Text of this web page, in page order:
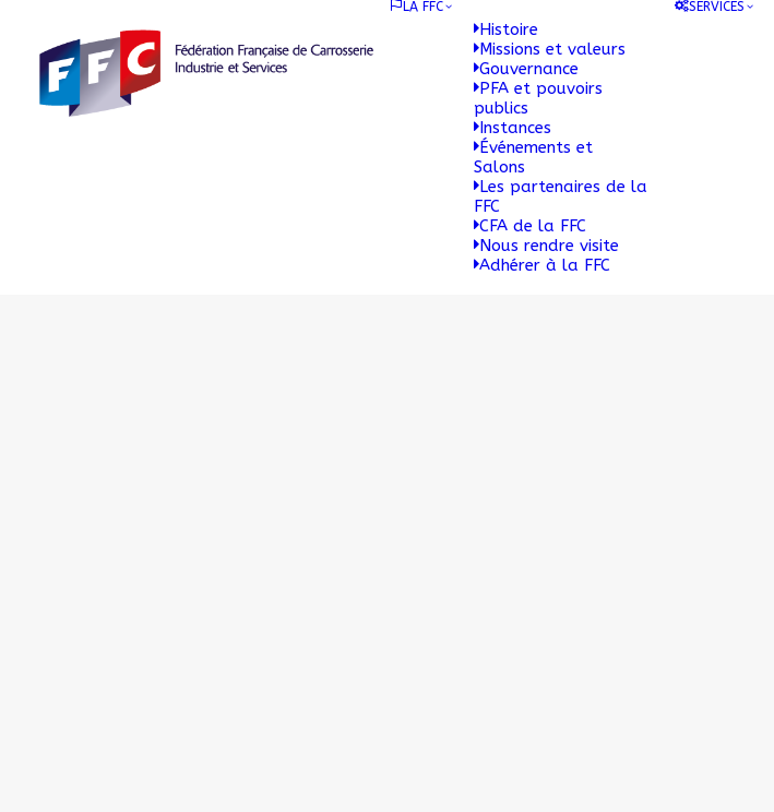
LA FFC
Histoire
Missions et valeurs
Gouvernance
PFA et pouvoirs
publics
Instances
Événements et
Salons
Les partenaires de la
FFC
CFA de la FFC
Nous rendre visite
Adhérer à la FFC
SERVICES